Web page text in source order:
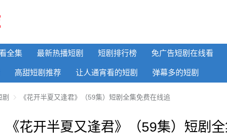
全集 最新热播短剧 短剧排行榜 免广告短剧在线看
高甜短剧推荐 让人通宵看的短剧 弹幕多的短剧
《花开半夏又逢君》（59集）短剧全集免费在线追
《花开半夏又逢君》（59集）短剧